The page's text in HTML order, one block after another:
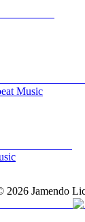
Music
2026 Jamendo